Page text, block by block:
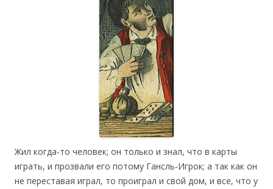
Жил когда-то человек; он только и знал, что в карты
играть, и прозвали его потому Гансль-Игрок; а так как он
не переставая играл, то проиграл и свой дом, и все, что у